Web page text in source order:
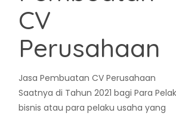
CV
Perusahaan
Jasa Pembuatan CV Perusahaan
Saatnya di Tahun 2021 bagi Para
bisnis atau para pelaku usaha yang